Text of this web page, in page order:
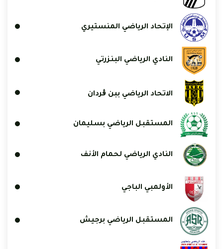
الإتحاد الرياضي المنستيري
النادي الرياضي البنزرتي
الاتحاد الرياضي ببن ڨردان
المستقبل الرياضي بسليمان
النادي الرياضي لحمام الأنف
الأولمبي الباجي
المستقبل الرياضي برجيش